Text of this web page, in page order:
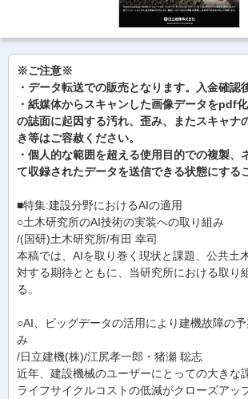
※ご注意※
・データ転送での販売となります。入金確認
・紙媒体からスキャンした画像データをpdf
の誌面に起因する汚れ、歪み、またスキャナ
き等はご容赦ください。
・個人的な範囲を超える使用目的での複製、
て収録されたデータを送信できる状態にする
■特集:建設分野におけるAIの適用
○土木研究所のAI技術の実装への取り組み
/(国研)土木研究所/有田 幸司
本稿では、AIを取り巻く現状と課題、公共土
対する期待とともに、当研究所における取り
る。
○AI、ビッグデータの活用により建機故障の
み
/日立建機(株)/江尻孝一郎・猪瀬 聡志
近年、建設機械のユーザーにとっての大きな
ライフサイクルコストの低減がクローズアッ